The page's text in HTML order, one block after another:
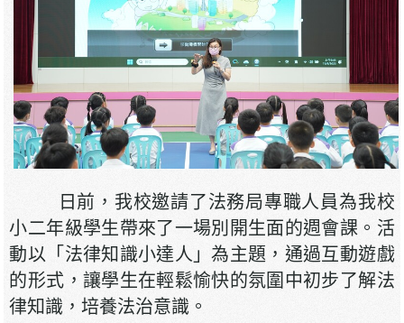
日前，我校邀請了法務局專職人員為我校
小二年級學生帶來了一場別開生面的週會課。活
動以「法律知識小達人」為主題，通過互動遊戲
的形式，讓學生在輕鬆愉快的氛圍中初步了解法
律知識，培養法治意識。